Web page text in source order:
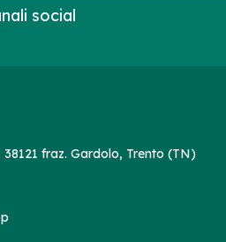
social
38121 fraz. Gardolo, Trento (TN)